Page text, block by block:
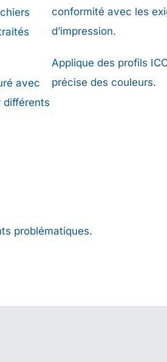
avec
différents
conformité avec les
d’impression.
Applique des profils
précise des couleurs.
problématiques.